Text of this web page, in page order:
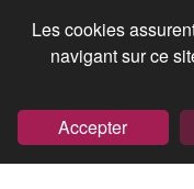
Les cookies
navigant sur ce
Accepter